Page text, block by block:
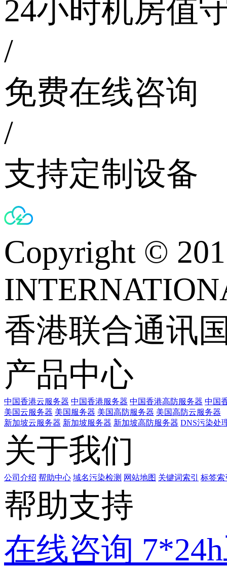
24小时机房值
/
免费在线咨询
/
支持定制设备
Copyright ©
香港联合通讯
产品中心
中国香港云服务器 中国香港服务器 中国香港高防服务器 中国
美国云服务器 美国服务器 美国高防服务器 美国高防云服务器
新加坡云服务器 新加坡服务器 新加坡高防服务器 DNS污染处
关于我们
公司介绍 帮助中心 域名污染检测 网站地图 关键词索引 标签索
帮助支持
在线咨询